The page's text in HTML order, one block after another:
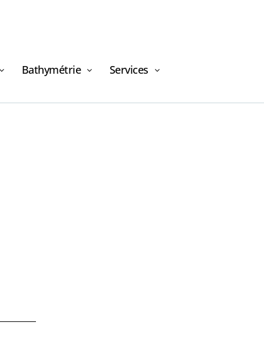
Bathymétrie
Services